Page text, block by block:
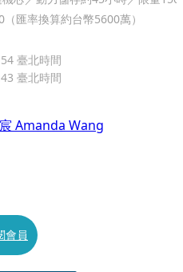
匯率換算約台幣5600萬）
臺北時間
臺北時間
Amanda Wang
會員